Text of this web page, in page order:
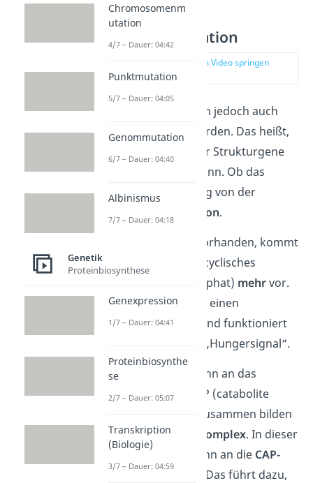
Positive Regulation
zur Stelle im Video springen
(01:58)
kann jedoch auch
positiv
reguliert
werden. Das heißt,
dass das Ablesen der Strukturgene
werden kann. Ob das
passiert, ist abhängig von der
Glucosekonzentration.
vorhanden, kommt
das Molekül
(cyclisches
Adenosinmonophosphat) mehrvor.
Dieses zeigt nämlich einen
Glucosemangel an und funktioniert
deshalb als eine Art „Hungersignal“.
Das cAMP bindet dann an das
Aktivatorprotein CAP (catabolite
activator protein). Zusammen bilden
sie dencAMP-CAP-Komplex. In dieser
Form können sie dann an die CAP-
Bindestellebinden. Das führt dazu,
Chromosomenm
utation
4/7 – Dauer: 04:42
Punktmutation
5/7 – Dauer: 04:05
Genommutation
6/7 – Dauer: 04:40
Albinismus
7/7 – Dauer: 04:18
Genetik
Proteinbiosynthese
Genexpression
1/7 – Dauer: 04:41
Proteinbiosynthe
se
2/7 – Dauer: 05:07
Transkription
(Biologie)
3/7 – Dauer: 04:59